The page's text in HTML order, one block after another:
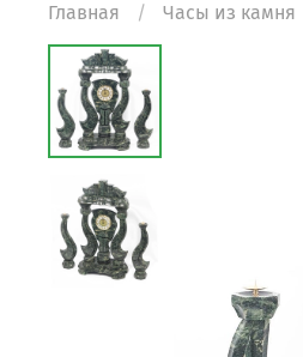
Главная Часы из камня